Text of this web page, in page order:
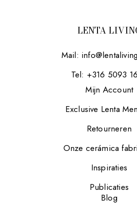
LENTA
Mail:
Tel: +316 5093
Mijn Account
Exclusive Lenta
Retourneren
Onze cerámica
Inspiraties
Publicaties
Blog